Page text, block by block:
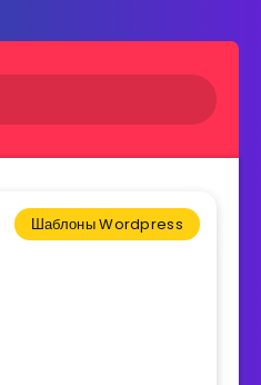
Шаблоны Wordpress